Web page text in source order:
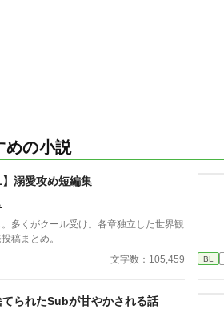
めの小説
】溺愛攻め短編集
多くがクール受け。各章独立した世界観
稿まとめ。
文字数：105,459 BL
てられたSubが甘やかされる話